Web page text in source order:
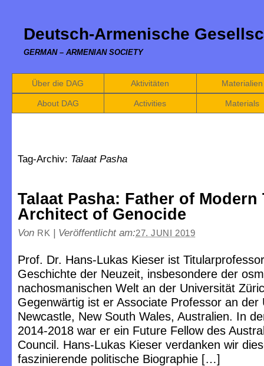
Deutsch-Armenische
GERMAN – ARMENIAN SOCIETY
Über die DAG Aktivitäten Materialien
About DAG Activities Materials
Tag-Archiv: Talaat Pasha
Talaat Pasha: Father of Modern
Architect of Genocide
Von RK | Veröffentlicht am:27. JUNI 2019
Prof. Dr. Hans-Lukas Kieser ist
Geschichte der Neuzeit, insbesondere der
nachosmanischen Welt an der Universität
Gegenwärtig ist er Associate Professor an der
Newcastle, New South Wales, Australien. In
2014-2018 war er ein Future Fellow des
Council. Hans-Lukas Kieser verdanken wir
faszinierende politische Biographie […]